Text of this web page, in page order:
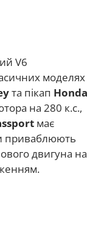
V6
моделях
та пікап Honda
на 280 к.с.,
має
приваблюють
двигуна на